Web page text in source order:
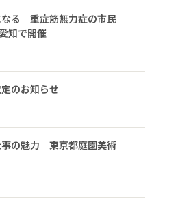
なる 重症筋無力症の市民
知で開催
のお知らせ
事の魅力 東京都庭園美術